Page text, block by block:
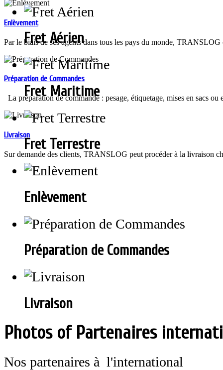
Enlèvement
Par le biais de ses agents dans tous les pays du monde, TRANSLOG
Préparation de Commandes
La préparation de commande : pesage, étiquetage, mises en sacs ou
Livraison
Sur demande des clients, TRANSLOG peut procéder à la livraison
Fret Aérien
Fret Maritime
Fret Terrestre
Enlèvement
Préparation de Commandes
Livraison
Photos of Partenaires
Nos partenaires à l'international